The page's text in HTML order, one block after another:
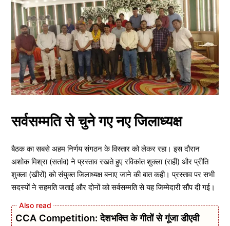
सर्वसम्मति से चुने गए नए जिलाध्यक्ष
बैठक का सबसे अहम निर्णय संगठन के विस्तार को लेकर रहा। इस दौरान
अशोक मिश्रा (सतांव) ने प्रस्ताव रखते हुए रविकांत शुक्ला (राही) और प्रीति
शुक्ला (खीरों) को संयुक्त जिलाध्यक्ष बनाए जाने की बात कही। प्रस्ताव पर सभी
सदस्यों ने सहमति जताई और दोनों को सर्वसम्मति से यह जिम्मेदारी सौंप दी गई।
CCA Competition: देशभक्ति के गीतों से गूंजा डीएवी